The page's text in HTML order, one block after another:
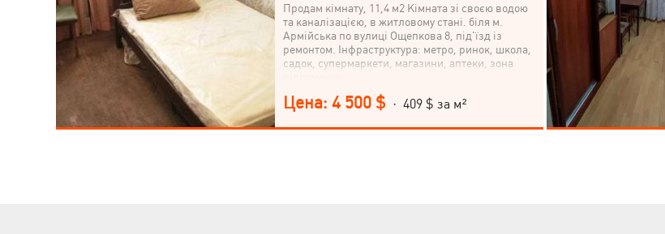
Продам кімнату, 11,4 м2 Кімната зі своєю водою
та каналізацією, в житловому стані. біля м.
Армійська по вулиці Ощепкова 8, під'їзд із
ремонтом. Інфраструктура: метро, ​​ринок, школа,
садок, супермаркети, магазини, аптеки, зона
Цена: 4 500 $ · 409 $ за м²